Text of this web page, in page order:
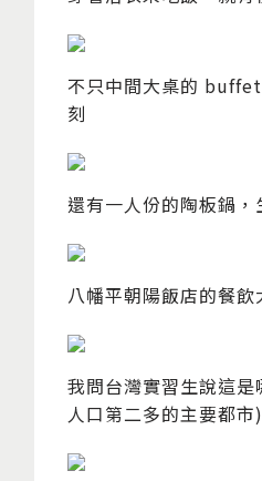
不只中間大桌的
刻
還有一人份的陶板鍋
八幡平朝陽飯店的餐
我問台灣實習生說這
人口第二多的主要都